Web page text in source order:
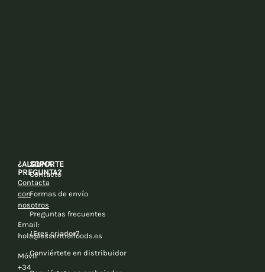
¿ALGUNA
PREGUNTA?
Contacta
con
nosotros
Email:
hola@essentialfoods.es
Móvil
+34
SOPORTE
Contacto
Formas de envío
Preguntas frecuentes
¿Eres criador?
Conviértete en distribuidor